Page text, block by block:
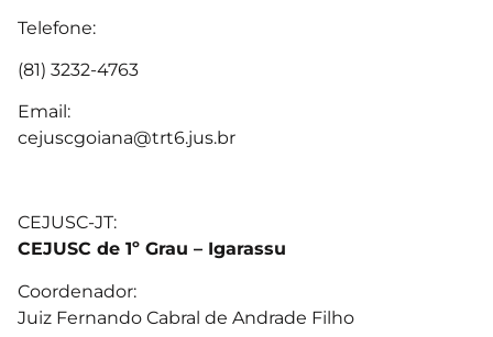
Telefone:
(81) 3232-4763
Email:
cejuscgoiana@trt6.jus.br
CEJUSC-JT:
CEJUSC de 1º Grau – Igarassu
Coordenador:
Juiz Fernando Cabral de Andrade Filho